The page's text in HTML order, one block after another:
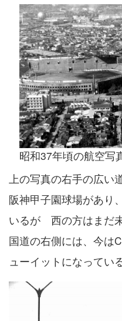
昭和37年頃の航空写
上の写真の右手の広い
阪神甲子園球場があり
いるが 西の方はまだ
国道の右側には、今は
ューイットになってい